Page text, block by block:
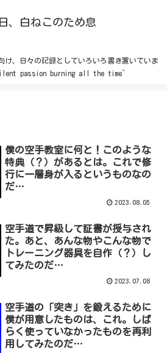
、白ねこのため息
け、日々の記録としていろいろ書き置いていま
passion burning all the time”
僕の空手教室に何と！このような
特典（？）があるとは。これで修
行に一層身が入るというものなの
だ…
2023.08.05
空手道で昇級して証書が授与され
た。あと、あんな物やこんな物で
トレーニング器具を自作（？）し
てみたのだ…
2023.07.08
空手道の「突き」を鍛えるために
僕が用意したものは、これ。しば
らく使っていなかったものを再利
用してみたのだ…